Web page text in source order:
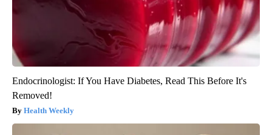
Endocrinologist: If You Have Diabetes, Read This Before It's
Removed!
Health Weekly